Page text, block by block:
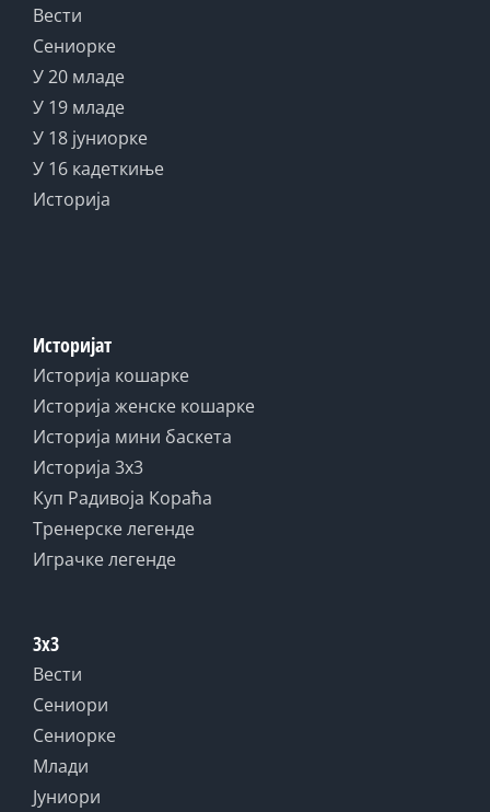
Вести
Сениорке
У 20 младе
У 19 младе
У 18 јуниорке
У 16 кадеткиње
Историја
Историјат
Историја кошарке
Историја женске кошарке
Историја мини баскета
Историја 3x3
Куп Радивоја Кораћа
Тренерске легенде
Играчке легенде
3x3
Вести
Сениори
Сениорке
Млади
Јуниори